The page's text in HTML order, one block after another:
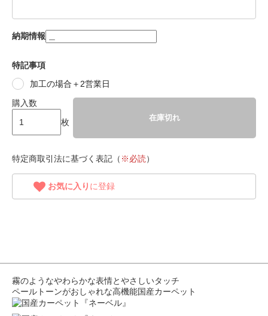
納期情報
特記事項
加工の場合＋2営業日
購入数
枚
在庫切れ
特定商取引法に基づく表記（ ※必読）
お気に入り に登録
霧のようなやわらかな表情とやさしいタッチ
ペールトーンがおしゃれな高機能国産カーペット